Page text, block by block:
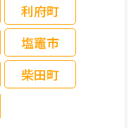
利府町
塩竈市
柴田町